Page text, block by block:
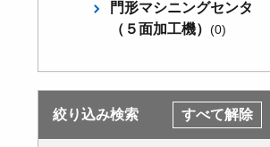
門形マシニングセンタ
（５面加工機） (0)
絞り込み検索 すべて解除